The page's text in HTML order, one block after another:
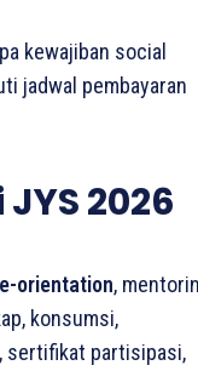
kewajiban social
jadwal pembayaran
2026
orientation,
konsumsi,
sertifikat partisipasi,